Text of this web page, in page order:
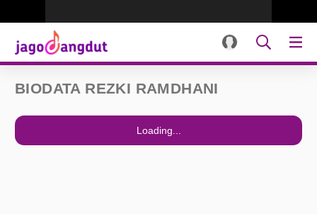
BIODATA REZKI RAMDHANI
Loading...